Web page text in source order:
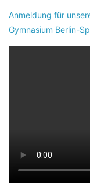
Anmeldung für
Gymnasium Berlin-